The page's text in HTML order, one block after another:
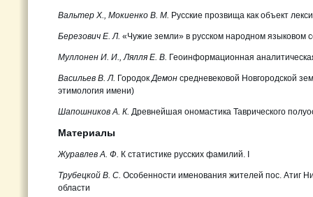
Вальтер Х., Мокиенко В. М. Русские прозвища как объект
Березович Е. Л. «Чужие земли» в русском народном языковом
Муллонен И. И., Лялля Е. В. Геоинформационная
Васильев В. Л. ГородокДемон средневековой Новгородской
этимология имени)
Шапошников А. К. Древнейшая ономастика Таврического
Материалы
Журавлев А. Ф. К статистике русских фамилий. I
Трубецкой В. С. Особенности именования жителей пос. Атиг
области